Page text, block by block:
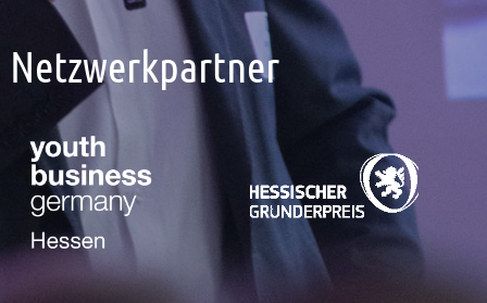
Netzwerkpartner